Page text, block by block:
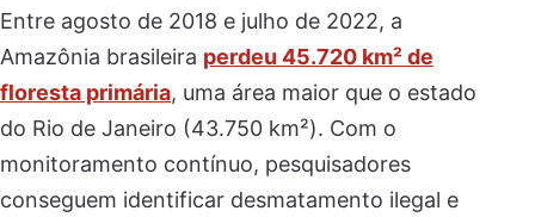
Entre agosto de 2018 e julho de 2022, a
Amazônia brasileira perdeu 45.720 km² de
floresta primária, uma área maior que o estado
do Rio de Janeiro (43.750 km²). Com o
monitoramento contínuo, pesquisadores
conseguem identificar desmatamento ilegal e